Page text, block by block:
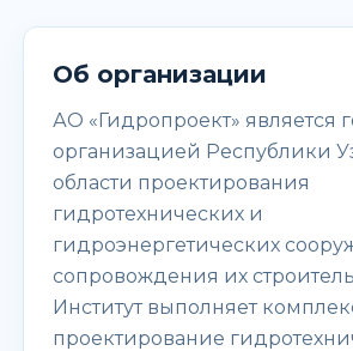
Об организации
АО «Гидропроект» является
организацией Республики
области проектирования
гидротехнических и
гидроэнергетических
сопровождения их
Институт выполняет
проектирование